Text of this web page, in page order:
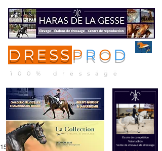
DRESS P R O D
100% dressage
15 janv.